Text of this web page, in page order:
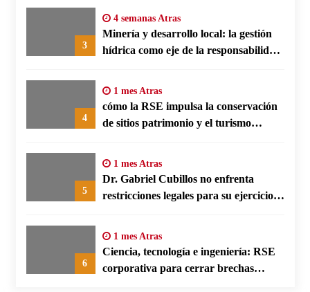
3
4 semanas Atras
Minería y desarrollo local: la gestión
hídrica como eje de la responsabilidad
4
1 mes Atras
cómo la RSE impulsa la conservación
de sitios patrimonio y el turismo
5
1 mes Atras
Dr. Gabriel Cubillos no enfrenta
restricciones legales para su ejercicio,
6
1 mes Atras
Ciencia, tecnología e ingeniería: RSE
corporativa para cerrar brechas